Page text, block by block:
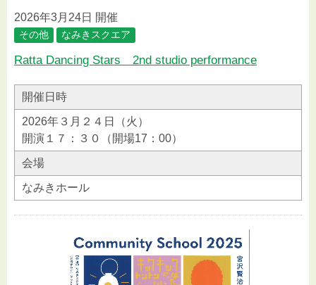
2026年3月24日 開催
その他 なみきスクエア
Ratta Dancing Stars 2nd studio performance
開催日時
2026年３月２４日（火）
開演１７：３０（開場17：00）
会場
なみきホール